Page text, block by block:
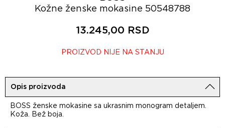
Kožne ženske mokasine 50548788
13.245,00 RSD
PROIZVOD NIJE NA STANJU
Opis proizvoda
BOSS ženske mokasine sa ukrasnim monogram detaljem.
Koža. Bež boja.